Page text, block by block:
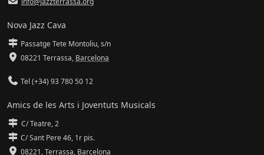
Nova Jazz Cava
Passatge Tete Montoliu, s/n
08221 Terrassa, Barcelona
Tel (+34) 93 780 50 12
Amics de les Arts i Joventuts Musicals
C/ Teatre, 2
C/ Sant Pere 46, 1r pis.
08221,Terrassa, Barcelona